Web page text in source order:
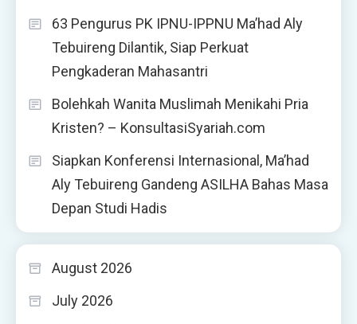
63 Pengurus PK IPNU-IPPNU Ma’had Aly
Tebuireng Dilantik, Siap Perkuat
Pengkaderan Mahasantri
Bolehkah Wanita Muslimah Menikahi Pria
Kristen? – KonsultasiSyariah.com
Siapkan Konferensi Internasional, Ma’had
Aly Tebuireng Gandeng ASILHA Bahas Masa
Depan Studi Hadis
August 2026
July 2026